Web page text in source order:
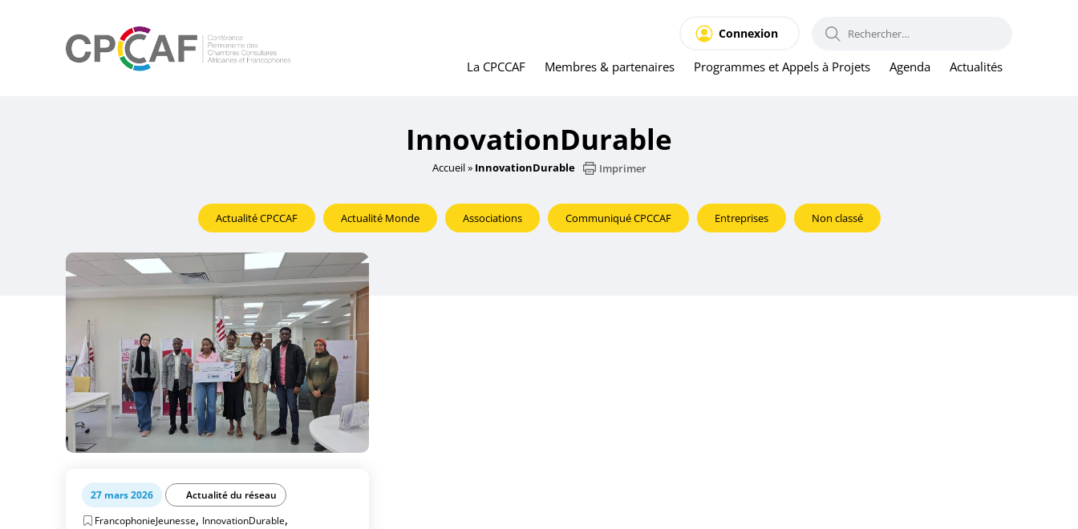
La CPCCAF Membres & partenaires Programmes et Appels à Projets Agenda Actualités
Connexion RECHERCHER :
InnovationDurable
Accueil» InnovationDurable Imprimer
Actualité CPCCAF Actualité Monde Associations Communiqué CPCCAF Entreprises Non classé
27 mars 2026
Actualité du réseau
FrancophonieJeunesse, InnovationDurable,